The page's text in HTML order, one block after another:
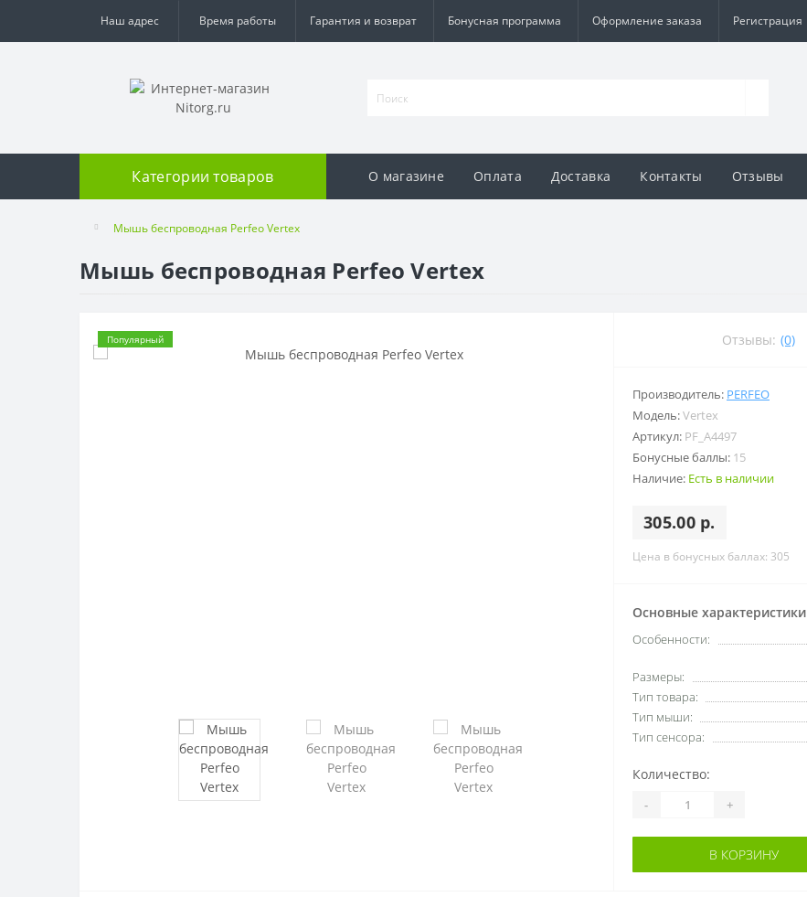
Наш адрес Время работы Гарантия и возврат Бонусная программа Оформление заказа Регистрация
Категории товаров О магазине Оплата Доставка Контакты Отзывы
Мышь беспроводная Perfeo Vertex
Мышь беспроводная Perfeo Vertex
Популярный Отзывы: (0)
Производитель: PERFEO
Модель:Vertex
Артикул: PF_A4497
Бонусные баллы: 15
Наличие: Есть в наличии
305.00 р.
Цена в бонусных баллах: 305
Основные характеристики
Особенности:
Размеры:
Тип товара:
Тип мыши:
Тип сенсора:
Количество:
- +
В КОРЗИНУ